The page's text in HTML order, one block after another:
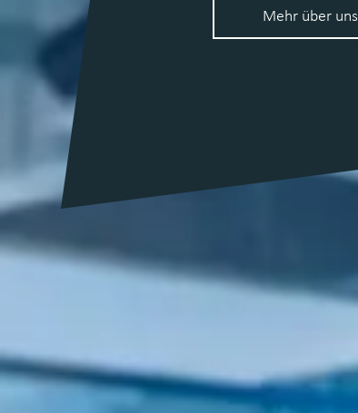
GRÜNDEN
NETZWERK
Forschung
Lehre
Unsere
Gründungsteams
Mehr über uns